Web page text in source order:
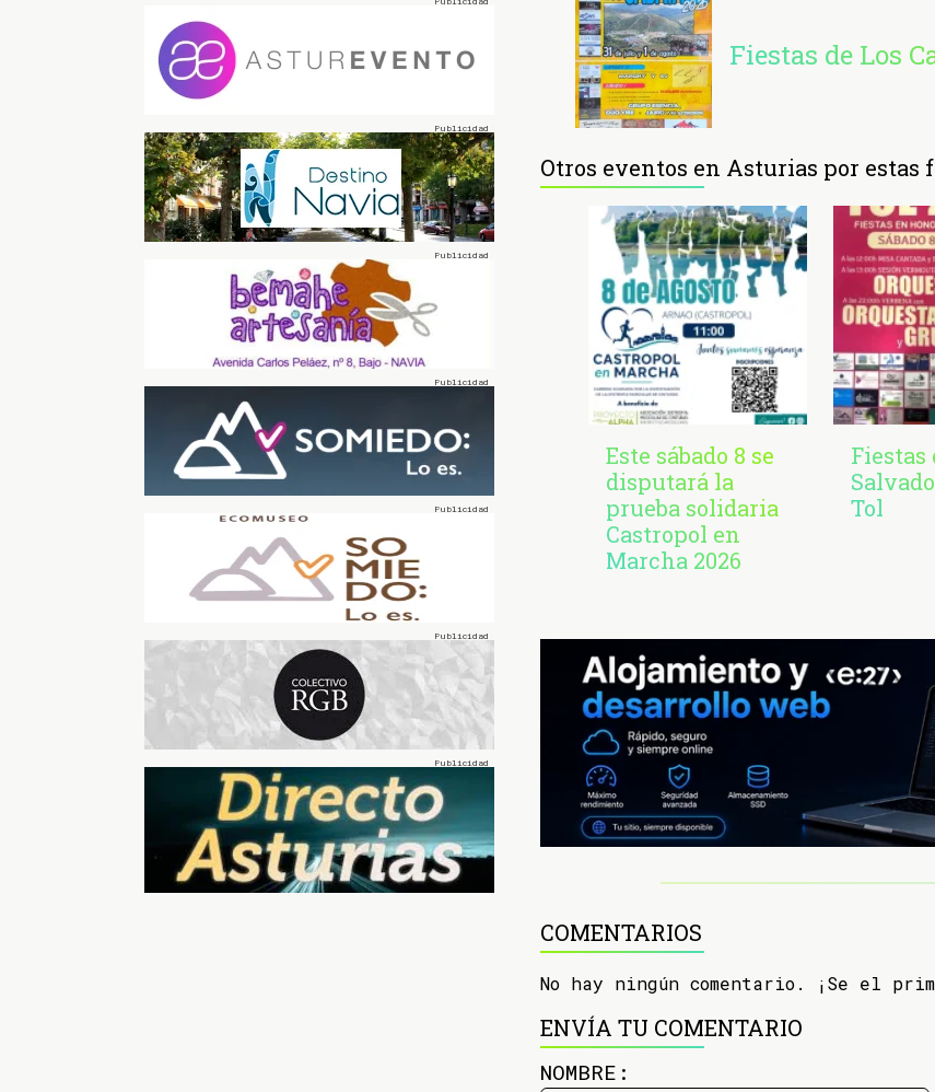
Fiestas de Los
Otros eventos en Asturias por estas
Este sábado 8 se
disputará la
prueba solidaria
Castropol en
Marcha 2026
Fiestas
Tol
COMENTARIOS
No hay ningún comentario. ¡Se el
ENVÍA TU COMENTARIO
NOMBRE: